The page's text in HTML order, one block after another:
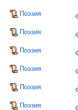
Поэзия
Поэзия
Поэзия
Поэзия
Поэзия
Поэзия